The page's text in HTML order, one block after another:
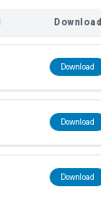
Download
Download
Download
Download